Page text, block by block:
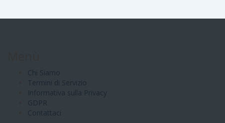
Chi Siamo
Termini di Servizio
Informativa sulla Privacy
GDPR
Contattaci